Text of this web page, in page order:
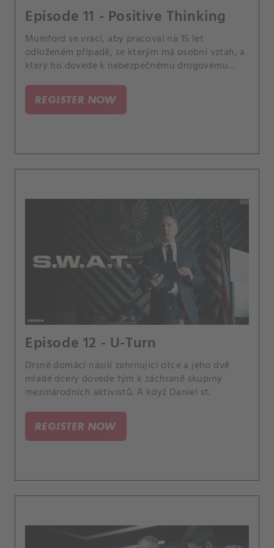
Episode 11 - Positive Thinking
Mumford se vrací, aby pracoval na 15 let
odloženém případě, se kterým má osobní vztah, a
který ho dovede k nebezpečnému drogovému
motivech, když zjistí, že nedávný vězeň shání
peníze na rozjetí nového obchodního podniku se
svým synem Darrylem.
REGISTER NOW
Episode 12 - U-Turn
Drsné domácí násilí zahrnující otce a jeho dvě
mladé dcery dovede tým k záchraně skupiny
mezinárodních aktivistů. A když Daniel st.
REGISTER NOW